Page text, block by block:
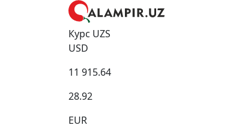
Курс UZS
USD
11 915.64
28.92
EUR